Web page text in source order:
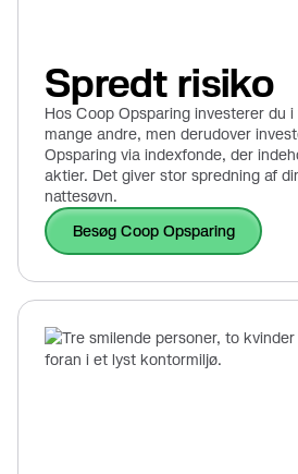
Spredt risiko
Hos Coop Opsparing investerer du
mange andre, men derudover
Opsparing via indexfonde, der
aktier. Det giver stor spredning af
nattesøvn.
Besøg Coop Opsparing